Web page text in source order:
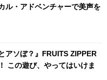
ル・アドベンチャーで美声を
アソぼ？』FRUITS ZIPPER
この遊び、やってはいけま